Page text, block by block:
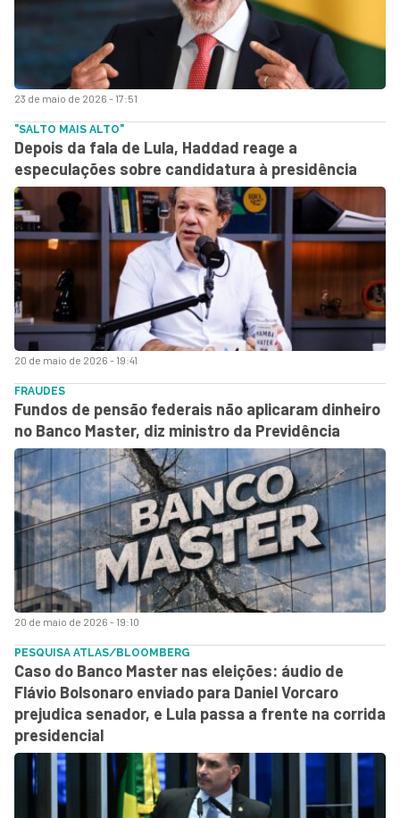
23 de maio de 2026 - 17:51
20 de maio de 2026 - 19:41
"SALTO MAIS ALTO"
Depois da fala de Lula, Haddad reage a
especulações sobre candidatura à presidência
20 de maio de 2026 - 19:10
FRAUDES
Fundos de pensão federais não aplicaram dinheiro
no Banco Master, diz ministro da Previdência
PESQUISA ATLAS/BLOOMBERG
Caso do Banco Master nas eleições: áudio de
Flávio Bolsonaro enviado para Daniel Vorcaro
prejudica senador, e Lula passa a frente na corrida
presidencial